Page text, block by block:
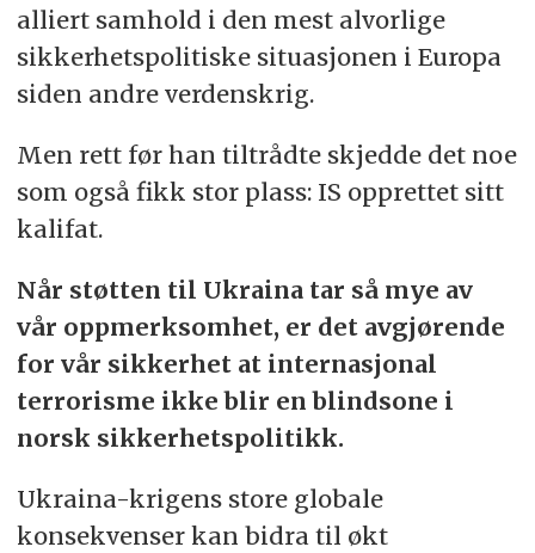
alliert samhold i den mest alvorlige
sikkerhetspolitiske situasjonen i Europa
siden andre verdenskrig.
Men rett før han tiltrådte skjedde det noe
som også fikk stor plass: IS opprettet sitt
kalifat.
Når støtten til Ukraina tar så mye av
vår oppmerksomhet, er det avgjørende
for vår sikkerhet at internasjonal
terrorisme ikke blir en blindsone i
norsk sikkerhetspolitikk.
Ukraina-krigens store globale
konsekvenser kan bidra til økt